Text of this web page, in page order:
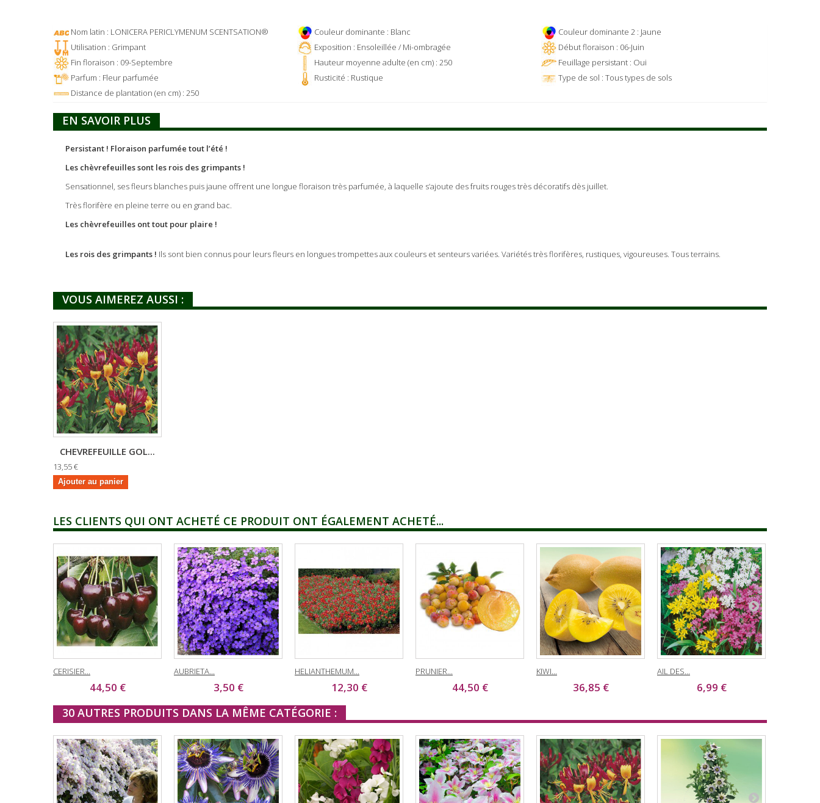
Nom latin : LONICERA PERICLYMENUM SCENTSATION® Couleur dominante : Blanc
Couleur dominante 2 : Jaune
Utilisation : Grimpant
Exposition : Ensoleillée / Mi-ombragée
Début floraison : 06-Juin
Fin floraison : 09-Septembre
Hauteur moyenne adulte (en cm) : 250
Feuillage persistant : Oui
Parfum : Fleur parfumée
Rusticité : Rustique
Type de sol : Tous types de sols
Distance de plantation (en cm) : 250
EN SAVOIR PLUS
Persistant ! Floraison parfumée tout l’été !
Les chèvrefeuilles sont les rois des grimpants !
Sensationnel, ses fleurs blanches puis jaune offrent une longue floraison très parfumée, à laquelle s’ajoute des fruits rouges très décoratifs dès juillet.
Très florifère en pleine terre ou en grand bac.
Les chèvrefeuilles ont tout pour plaire !
Les rois des grimpants ! Ils sont bien connus pour leurs fleurs en longues trompettes aux couleurs et senteurs variées. Variétés très florifères, rustiques, vigoureuses. Tous terrains.
VOUS AIMEREZ AUSSI :
CHEVREFEUILLE GOL...
13,55 €
Ajouter au panier
LES CLIENTS QUI ONT ACHETÉ CE PRODUIT ONT ÉGALEMENT ACHETÉ...
CERISIER...
44,50 €
AUBRIETA...
3,50 €
HELIANTHEMUM...
12,30 €
PRUNIER...
44,50 €
KIWI...
36,85 €
AIL DES...
6,99 €
30 AUTRES PRODUITS DANS LA MÊME CATÉGORIE :